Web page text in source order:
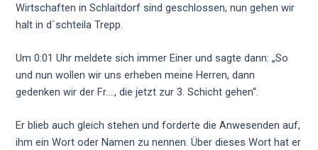
Wirtschaften in Schlaitdorf sind geschlossen, nun gehen wir
halt in d´schteila Trepp.
Um 0:01 Uhr meldete sich immer Einer und sagte dann: „So
und nun wollen wir uns erheben meine Herren, dann
gedenken wir der Fr…., die jetzt zur 3. Schicht gehen“.
Er blieb auch gleich stehen und forderte die Anwesenden auf,
ihm ein Wort oder Namen zu nennen. Über dieses Wort hat er